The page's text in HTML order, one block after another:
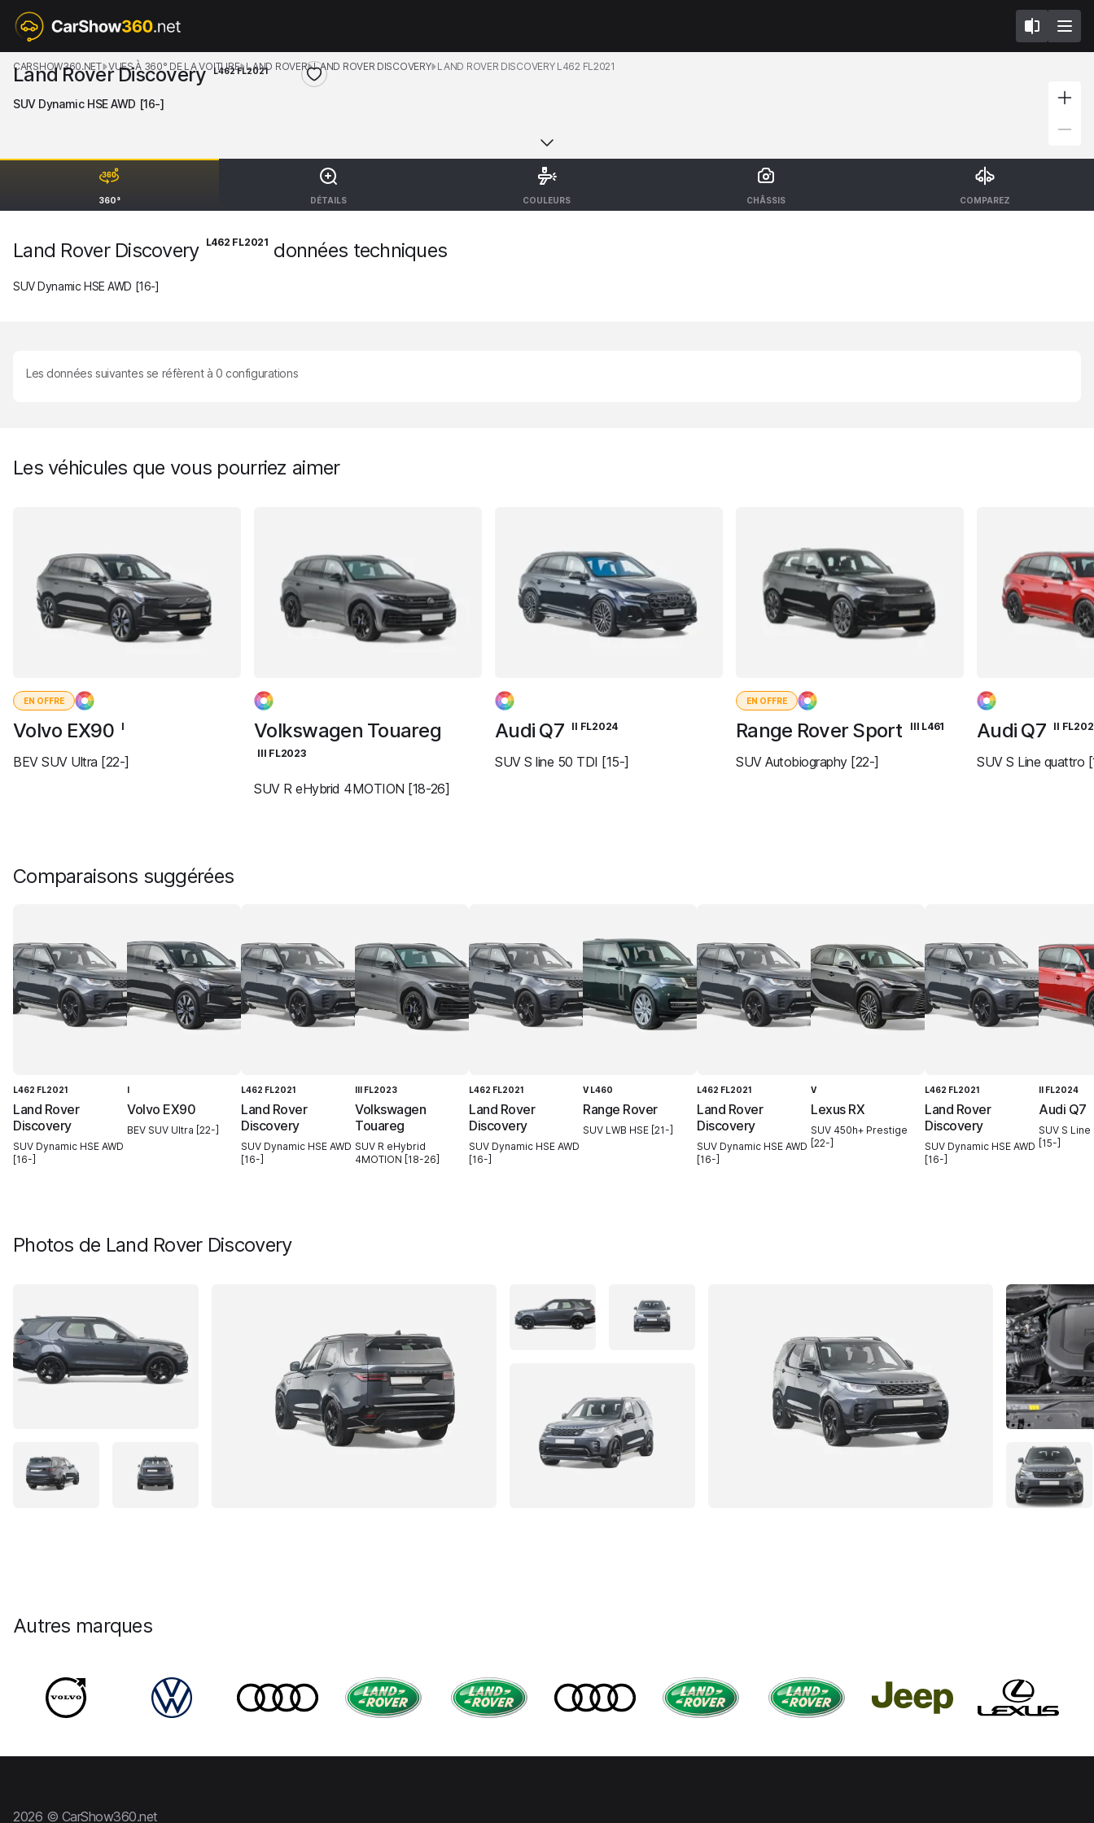
360° DÉTAILS COULEURS CHÂSSIS COMPAREZ
CARSHOW360.NET VUES À 360° DE LA VOITURE LAND ROVER LAND ROVER DISCOVERY LAND ROVER DISCOVERY L462 FL2021
Land Rover Discovery L462 FL2021
SUV Dynamic HSE AWD [16-]
Land Rover Discovery L462 FL2021 données techniques
SUV Dynamic HSE AWD [16-]
Les données suivantes se réfèrent à 0 configurations
Les véhicules que vous pourriez aimer
EN OFFRE
Volvo EX90 I
BEV SUV Ultra [22-]
Volkswagen Touareg
III FL2023
SUV R eHybrid 4MOTION [18-26]
Audi Q7 II FL2024
SUV S line 50 TDI [15-]
EN OFFRE
Range Rover Sport III L461
SUV Autobiography [22-]
Audi Q7 II
SUV S Line quattro
Comparaisons suggérées
L462 FL2021
Land Rover
Discovery
SUV Dynamic HSE AWD
[16-]
I
Volvo EX90
BEV SUV Ultra [22-]
L462 FL2021
Land Rover
Discovery
SUV Dynamic HSE AWD
[16-]
III FL2023
Volkswagen
Touareg
SUV R eHybrid
4MOTION [18-26]
L462 FL2021
Land Rover
Discovery
SUV Dynamic HSE AWD
[16-]
V L460
Range Rover
SUV LWB HSE [21-]
L462 FL2021
Land Rover
Discovery
SUV Dynamic HSE AWD
[16-]
V
Lexus RX
SUV 450h+ Prestige
[22-]
L462 FL2021
Land Rover
Discovery
SUV Dynamic HSE AWD
[16-]
II FL2024
Audi Q7
SUV S
[15-]
Photos de Land Rover Discovery
Autres marques
2026 © CarShow360.net